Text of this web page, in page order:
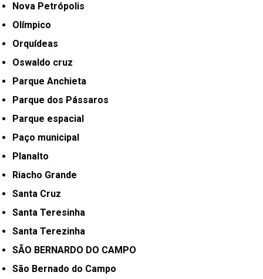
Nova Petrópolis
Olímpico
Orquídeas
Oswaldo cruz
Parque Anchieta
Parque dos Pássaros
Parque espacial
Paço municipal
Planalto
Riacho Grande
Santa Cruz
Santa Teresinha
Santa Terezinha
SÃO BERNARDO DO CAMPO
São Bernado do Campo